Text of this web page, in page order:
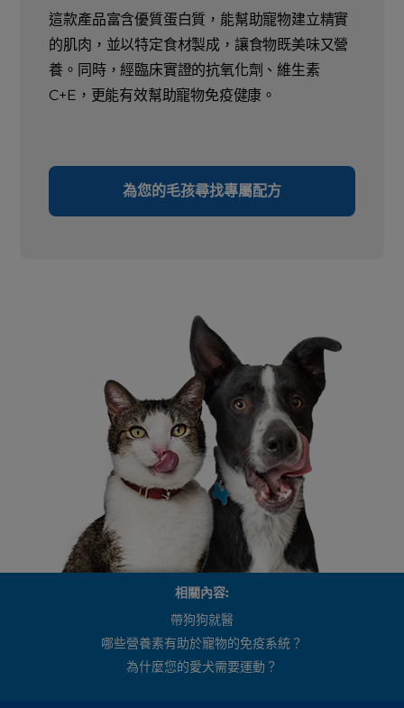
這款產品富含優質蛋白質，能幫助寵物建立精實
的肌肉，並以特定食材製成，讓食物既美味又營
養。同時，經臨床實證的抗氧化劑、維生素
C+E，更能有效幫助寵物免疫健康。
為您的毛孩尋找專屬配方
相關內容:
帶狗狗就醫
哪些營養素有助於寵物的免疫系統？
為什麼您的愛犬需要運動？